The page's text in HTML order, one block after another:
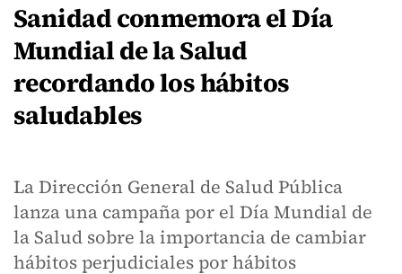
Sanidad conmemora el Día
Mundial de la Salud
recordando los hábitos
saludables
La Dirección General de Salud Pública
lanza una campaña por el Día Mundial de
la Salud sobre la importancia de cambiar
hábitos perjudiciales por hábitos